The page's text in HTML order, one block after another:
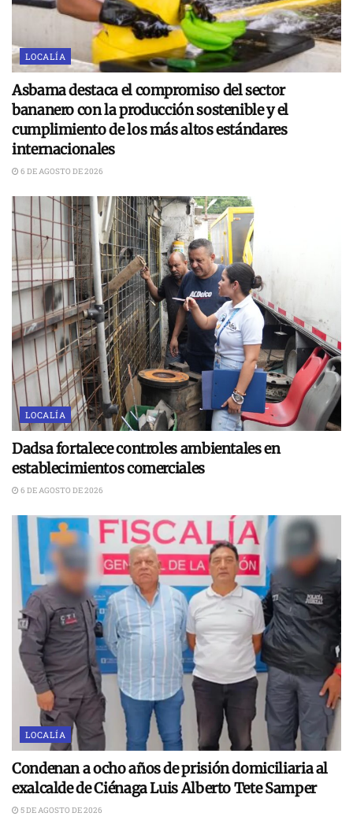
LOCALÍA
Asbama destaca el compromiso del sector
bananero con la producción sostenible y el
cumplimiento de los más altos estándares
internacionales
6 DE AGOSTO DE 2026
LOCALÍA
Dadsa fortalece controles ambientales en
establecimientos comerciales
6 DE AGOSTO DE 2026
LOCALÍA
Condenan a ocho años de prisión domiciliaria al
exalcalde de Ciénaga Luis Alberto Tete Samper
5 DE AGOSTO DE 2026